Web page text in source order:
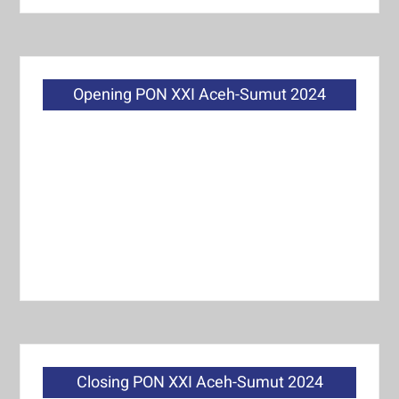
Opening PON XXI Aceh-Sumut 2024
Closing PON XXI Aceh-Sumut 2024